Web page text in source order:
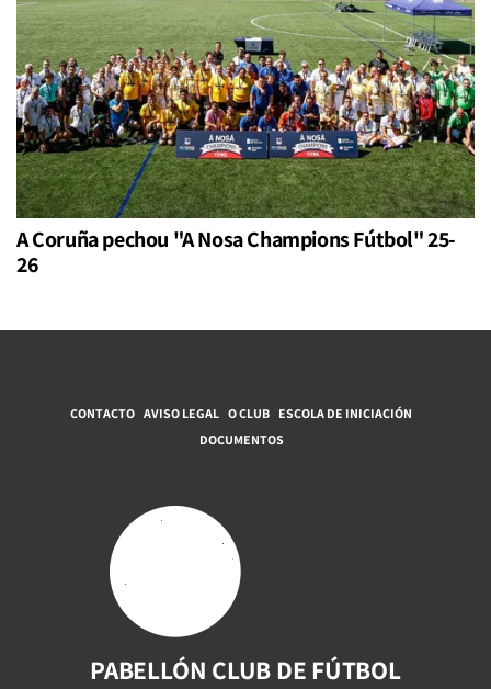
A Coruña pechou "A Nosa Champions Fútbol" 25-
26
CONTACTO AVISO LEGAL O CLUB ESCOLA DE INICIACIÓN
DOCUMENTOS
PABELLÓN CLUB DE FÚTBOL